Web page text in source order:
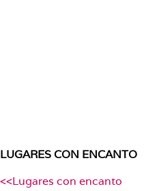
LUGARES CON ENCANTO
<<Lugares con encanto